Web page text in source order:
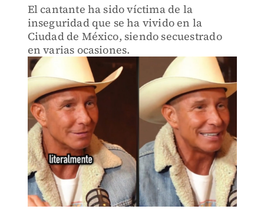
El cantante ha sido víctima de la
inseguridad que se ha vivido en la
Ciudad de México, siendo secuestrado
en varias ocasiones.